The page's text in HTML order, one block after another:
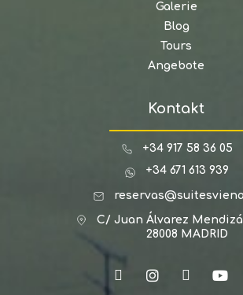
Galerie
Blog
Tours
Angebote
Kontakt
+34 917 58 36 05
+34 671 613 939
C/ Juan Álvarez
28008 MADRID